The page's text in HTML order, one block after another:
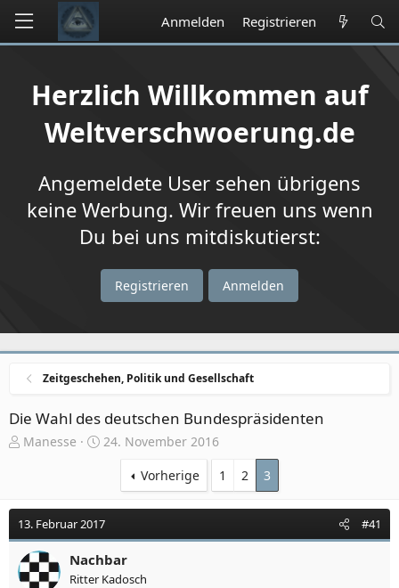
Anmelden Registrieren
Herzlich Willkommen auf
Weltverschwoerung.de
Angemeldete User sehen übrigens
keine Werbung. Wir freuen uns wenn
Du bei uns mitdiskutierst:
Registrieren Anmelden
Zeitgeschehen, Politik und Gesellschaft
Die Wahl des deutschen Bundespräsidenten
E
e
l
l
e
r
Manesse
E
e
l
l
t
a
24. November 2016
Vorherige
1 2 3
13. Februar 2017 #41
Nachbar
Ritter Kadosch